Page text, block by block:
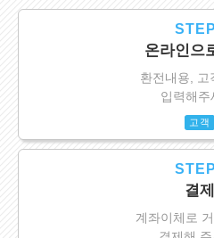
온라인으
환전내용, 고
입력해주
고객
결제
계좌이체로